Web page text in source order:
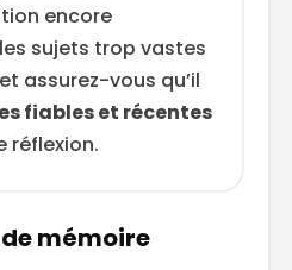
encore
sujets trop vastes
assurez-vous qu’il
fiables et récentes
réflexion.
mémoire